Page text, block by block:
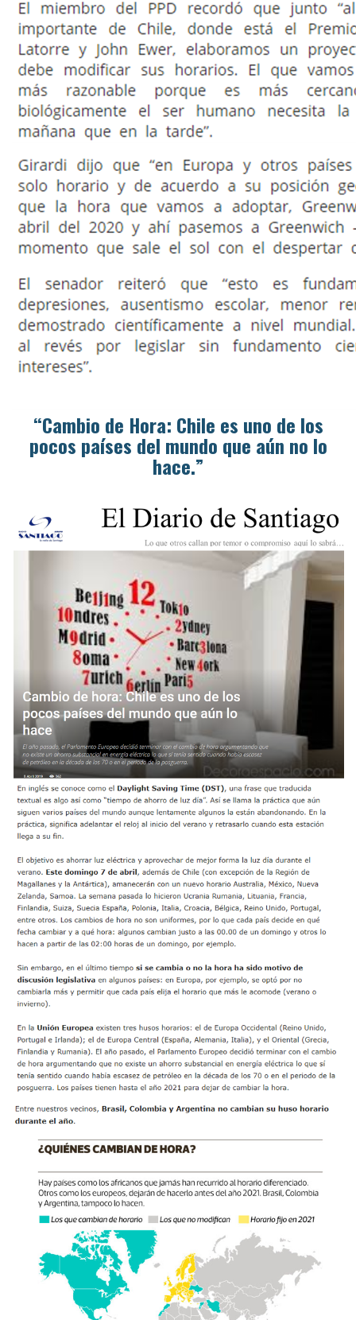
“Cambio de Hora: Chile es uno de los
pocos países del mundo que aún no lo
hace.”